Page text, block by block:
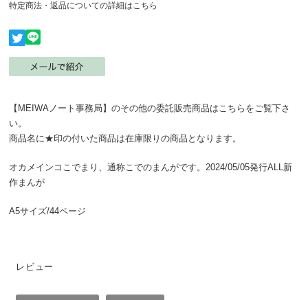
特定商法・返品についての詳細はこちら
【MEIWAノート事務局】のその他の委託販売商品はこちらをご覧下さ
い。
商品名に★印の付いた商品は在庫限りの商品となります。
オカメインコこでまり、通称こでのまんがです。2024/05/05発行ALL新
作まんが
A5サイズ/44ページ
レビュー